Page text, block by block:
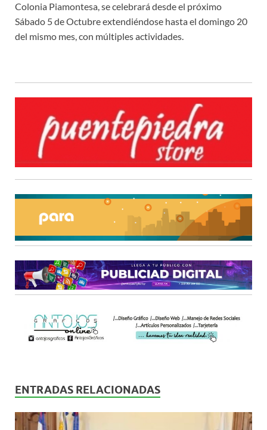
Colonia Piamontesa, se celebrará desde el próximo
Sábado 5 de Octubre extendiéndose hasta el domingo 20
del mismo mes, con múltiples actividades.
ENTRADAS RELACIONADAS